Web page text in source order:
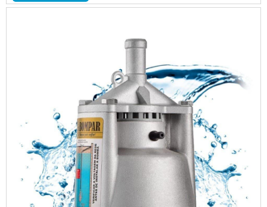
DE ÁGUAQuem procura por bomba submersa de água
até a Bompar. Com grande know-how focado ...